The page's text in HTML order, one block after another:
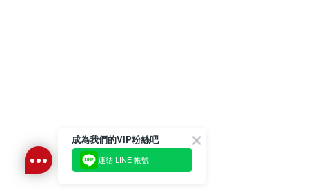
成為我們的VIP粉絲吧
連結 LINE 帳號